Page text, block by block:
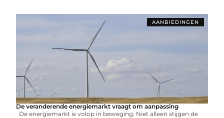
AANBIEDINGEN
De veranderende energiemarkt vraagt om aanpassing
De energiemarkt is volop in beweging. Niet alleen stijgen de